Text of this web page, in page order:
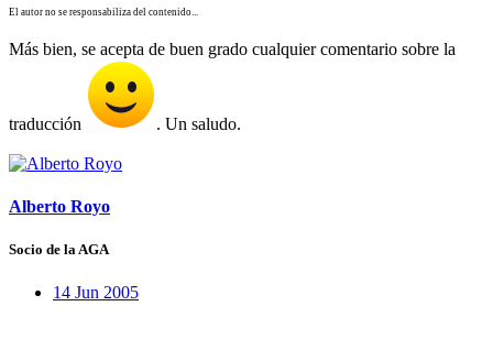
El autor no se responsabiliza del contenido...
Más bien, se acepta de buen grado cualquier comentario sobre la
traducción . Un saludo.
Alberto Royo
Socio de la AGA
14 Jun 2005